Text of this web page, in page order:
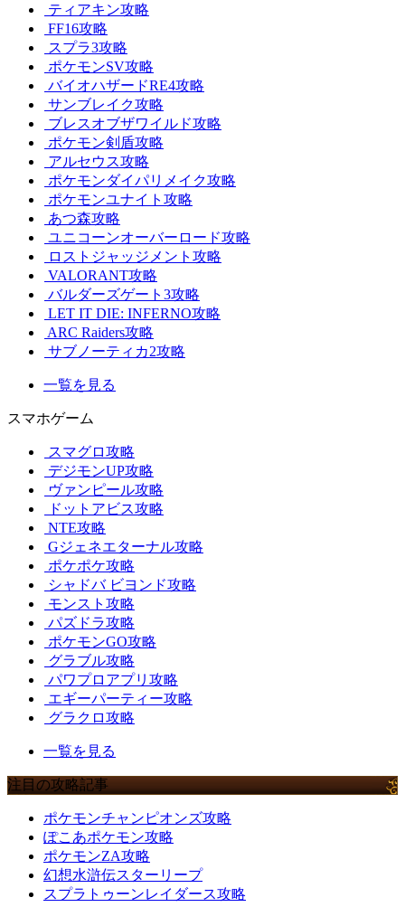
ティアキン攻略
FF16攻略
スプラ3攻略
ポケモンSV攻略
バイオハザードRE4攻略
サンブレイク攻略
ブレスオブザワイルド攻略
ポケモン剣盾攻略
アルセウス攻略
ポケモンダイパリメイク攻略
ポケモンユナイト攻略
あつ森攻略
ユニコーンオーバーロード攻略
ロストジャッジメント攻略
VALORANT攻略
バルダーズゲート3攻略
LET IT DIE: INFERNO攻略
ARC Raiders攻略
サブノーティカ2攻略
一覧を見る
スマホゲーム
スマグロ攻略
デジモンUP攻略
ヴァンピール攻略
ドットアビス攻略
NTE攻略
Gジェネエターナル攻略
ポケポケ攻略
シャドバ ビヨンド攻略
モンスト攻略
パズドラ攻略
ポケモンGO攻略
グラブル攻略
パワプロアプリ攻略
エギーパーティー攻略
グラクロ攻略
一覧を見る
注目の攻略記事
ポケモンチャンピオンズ攻略
ぽこあポケモン攻略
ポケモンZA攻略
幻想水滸伝スターリープ
スプラトゥーンレイダース攻略